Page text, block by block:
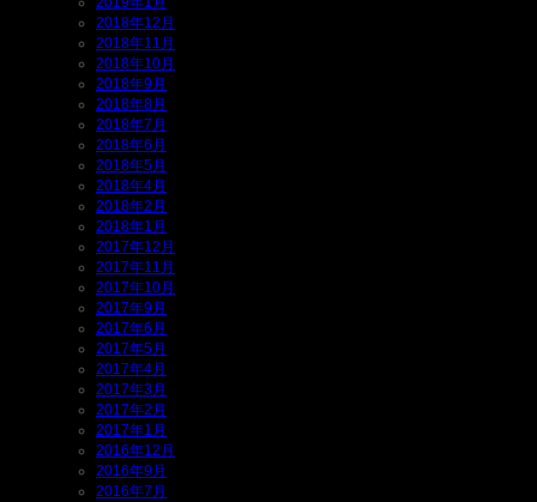
2018年12月
2018年11月
2018年10月
2018年9月
2018年8月
2018年7月
2018年6月
2018年5月
2018年4月
2018年2月
2018年1月
2017年12月
2017年11月
2017年10月
2017年9月
2017年6月
2017年5月
2017年4月
2017年3月
2017年2月
2017年1月
2016年12月
2016年9月
2016年7月